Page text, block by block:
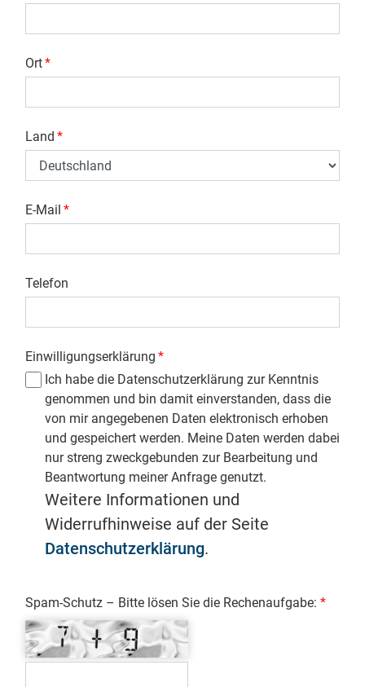
Ort*
Land *
E-Mail *
Telefon
Einwilligungserklärung *
Ich habe die Datenschutzerklärung zur Kenntnis
genommen und bin damit einverstanden, dass die
von mir angegebenen Daten elektronisch erhoben
und gespeichert werden. Meine Daten werden dabei
nur streng zweckgebunden zur Bearbeitung und
Beantwortung meiner Anfrage genutzt.
Weitere Informationen und
Widerrufhinweise auf der Seite
Datenschutzerklärung.
Spam-Schutz – Bitte lösen Sie die Rechenaufgabe: